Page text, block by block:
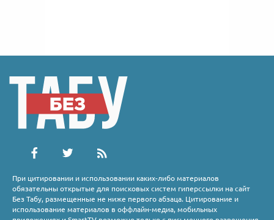
При цитировании и использовании каких-либо материалов
обязательны открытые для поисковых систем гиперссылки на сайт
Без Табу, размещенные не ниже первого абзаца. Цитирование и
использование материалов в оффлайн-медиа, мобильных